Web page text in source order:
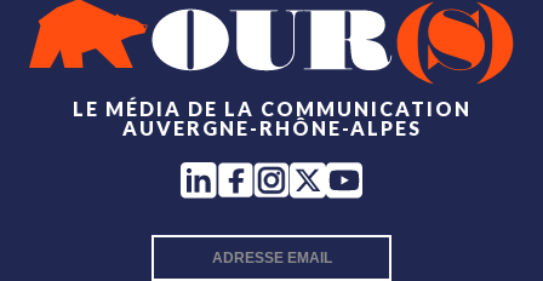
LE MÉDIA DE LA COMMUNICATION
AUVERGNE-RHÔNE-ALPES